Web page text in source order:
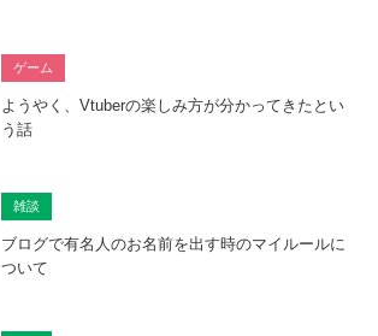
ゲーム
ようやく、Vtuberの楽しみ方が分かってきたとい
う話
雑談
ブログで有名人のお名前を出す時のマイルールに
ついて